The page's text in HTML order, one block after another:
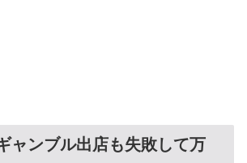
ャンブル出店も失敗して万